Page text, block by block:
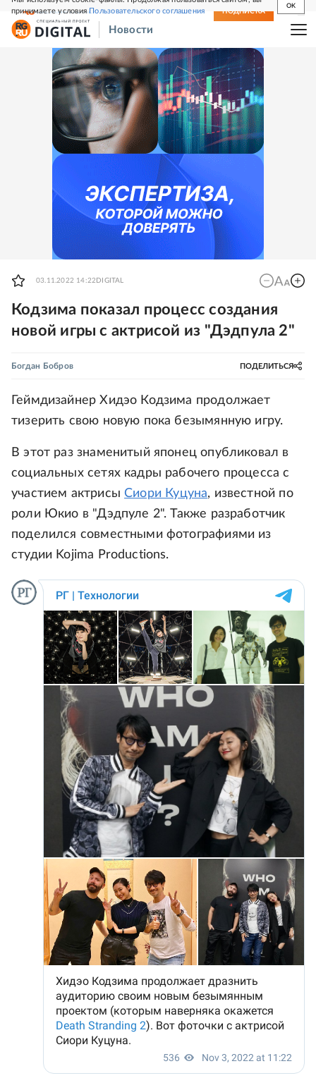
принимаете условияПользовательского соглашения
OK
СВЕЖИЙ НОМЕР ПОДПИСКА
Новости
03.11.2022 14:22 DIGITAL
Кодзима показал процесс создания
новой игры с актрисой из "Дэдпула 2"
Богдан Бобров ПОДЕЛИТЬСЯ
Геймдизайнер Хидэо Кодзима продолжает
тизерить свою новую пока безымянную игру.
В этот раз знаменитый японец опубликовал в
социальных сетях кадры рабочего процесса с
участием актрисыСиори Куцуна, известной по
роли Юкио в "Дэдпуле 2". Также разработчик
поделился совместными фотографиями из
студии Kojima Productions.